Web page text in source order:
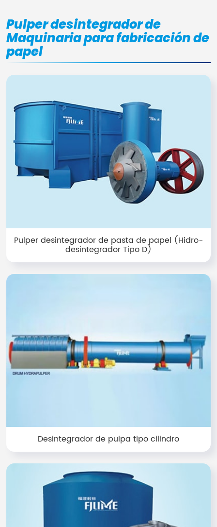
Pulper desintegrador de
Maquinaria para fabricación de
papel
Pulper desintegrador de pasta de papel (Hidro-
desintegrador Tipo D)
Desintegrador de pulpa tipo cilindro